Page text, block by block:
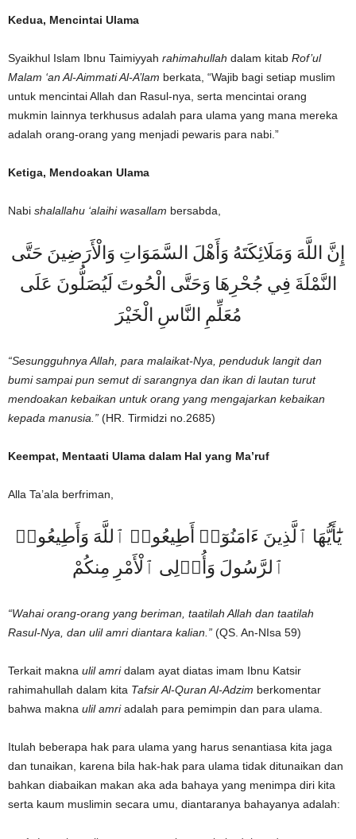
Kedua, Mencintai Ulama
Syaikhul Islam Ibnu Taimiyyah rahimahullah dalam kitab Rof’ul
Malam ‘an Al-Aimmati Al-A’lam berkata, “Wajib bagi setiap muslim
untuk mencintai Allah dan Rasul-nya, serta mencintai orang
mukmin lainnya terkhusus adalah para ulama yang mana mereka
adalah orang-orang yang menjadi pewaris para nabi.”
Ketiga, Mendoakan Ulama
Nabi shalallahu ‘alaihi wasallam bersabda,
إِنَّ اللَّهَ وَمَلَائِكَتَهُ وَأَهْلَ السَّمَوَاتِ وَالْأَرَضِينَ حَتَّى
النَّمْلَةَ فِي جُحْرِهَا وَحَتَّى الْحُوتَ لَيُصَلُّونَ عَلَى
مُعَلِّمِ النَّاسِ الْخَيْرَ
“Sesungguhnya Allah, para malaikat-Nya, penduduk langit dan
bumi sampai pun semut di sarangnya dan ikan di lautan turut
mendoakan kebaikan untuk orang yang mengajarkan kebaikan
kepada manusia.” (HR. Tirmidzi no.2685)
Keempat, Mentaati Ulama dalam Hal yang Ma’ruf
Alla Ta’ala berfriman,
يَٰٓأَيُّهَا ٱلَّذِينَ ءَامَنُوٓا۟ أَطِيعُوا۟ ٱللَّهَ وَأَطِيعُوا۟
ٱلرَّسُولَ وَأُو۟لِى ٱلْأَمْرِ مِنكُمْ
“Wahai orang-orang yang beriman, taatilah Allah dan taatilah
Rasul-Nya, dan ulil amri diantara kalian.” (QS. An-NIsa 59)
Terkait makna ulil amridalam ayat diatas imam Ibnu Katsir
rahimahullah dalam kita Tafsir Al-Quran Al-Adzim berkomentar
bahwa makna ulil amriadalah para pemimpin dan para ulama.
Itulah beberapa hak para ulama yang harus senantiasa kita jaga
dan tunaikan, karena bila hak-hak para ulama tidak ditunaikan dan
bahkan diabaikan makan aka ada bahaya yang menimpa diri kita
serta kaum muslimin secara umu, diantaranya bahayanya adalah: